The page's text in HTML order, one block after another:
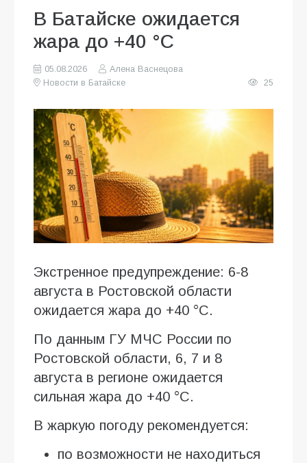
В Батайске ожидается
жара до +40 °C
05.08.2026
Алена Васнецова
Новости в Батайске
25
Экстренное предупреждение: 6-8
августа в Ростовской области
ожидается жара до +40 °C.
По данным ГУ МЧС России по
Ростовской области, 6, 7 и 8
августа в регионе ожидается
сильная жара до +40 °C.
В жаркую погоду рекомендуется:
по возможности не находиться